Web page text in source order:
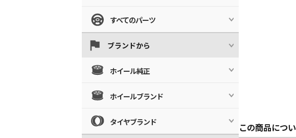
この商品につ
すべてのパーツ
ブランドから
ホイール純正
ホイールブランド
タイヤブランド